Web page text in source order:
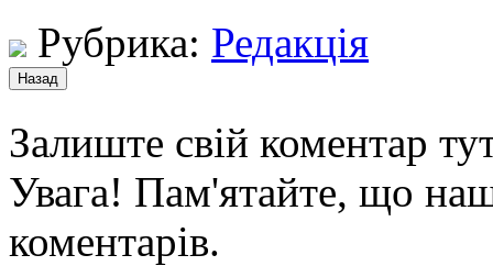
Рубрика: Редакція
Залиште свій коментар
Увага! Пам'ятайте, що
коментарів.